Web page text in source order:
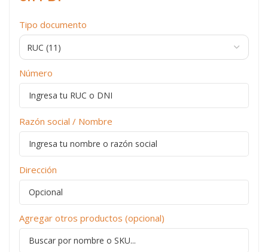
Tipo documento
Número
Razón social / Nombre
Dirección
Agregar otros productos (opcional)